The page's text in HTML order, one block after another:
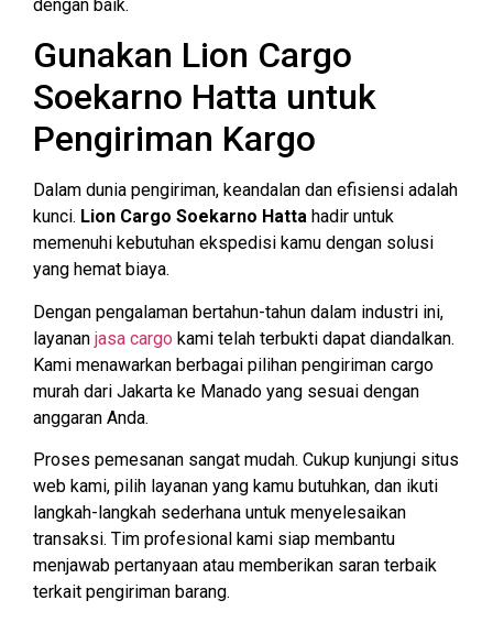
dengan baik.
Gunakan Lion Cargo
Soekarno Hatta untuk
Pengiriman Kargo
Dalam dunia pengiriman, keandalan dan efisiensi adalah
kunci. Lion Cargo Soekarno Hatta hadir untuk
memenuhi kebutuhan ekspedisi kamu dengan solusi
yang hemat biaya.
Dengan pengalaman bertahun-tahun dalam industri ini,
layanan jasa cargo kami telah terbukti dapat diandalkan.
Kami menawarkan berbagai pilihan pengiriman cargo
murah dari Jakarta ke Manado yang sesuai dengan
anggaran Anda.
Proses pemesanan sangat mudah. Cukup kunjungi situs
web kami, pilih layanan yang kamu butuhkan, dan ikuti
langkah-langkah sederhana untuk menyelesaikan
transaksi. Tim profesional kami siap membantu
menjawab pertanyaan atau memberikan saran terbaik
terkait pengiriman barang.